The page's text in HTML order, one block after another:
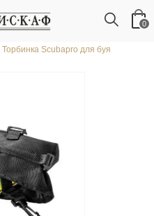
0
Торбинка Scubapro для буя